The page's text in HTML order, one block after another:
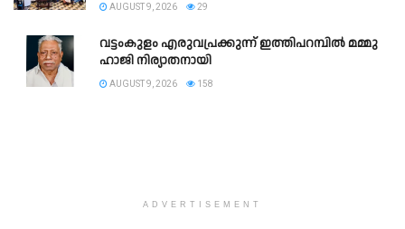
AUGUST 9, 2026 29
വട്ടംകുളം എരുവപ്രക്കുന്ന് ഇത്തിപറമ്പിൽ മമ്മു
ഹാജി നിര്യാതനായി
AUGUST 9, 2026 158
ADVERTISEMENT